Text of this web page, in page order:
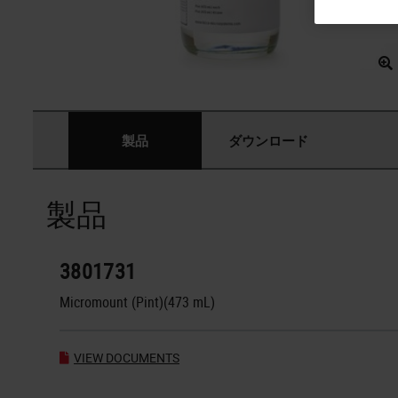
製品 ダウンロード
製品
3801731
Micromount (Pint)(473 mL)
VIEW DOCUMENTS